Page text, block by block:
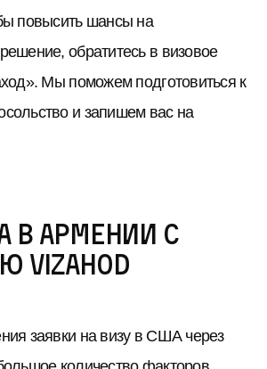
повысить шансы на
обратитесь в визовое
Мы поможем подготовиться к
и запишем вас на
в Армении с
Vizahod
заявки на визу в США через